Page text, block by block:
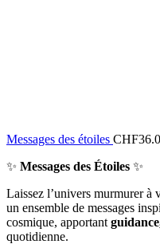
Messages des étoiles CHF
✨ Messages des Étoiles ✨
Laissez l’univers murmurer à
un ensemble de messages
cosmique, apportant
quotidienne.